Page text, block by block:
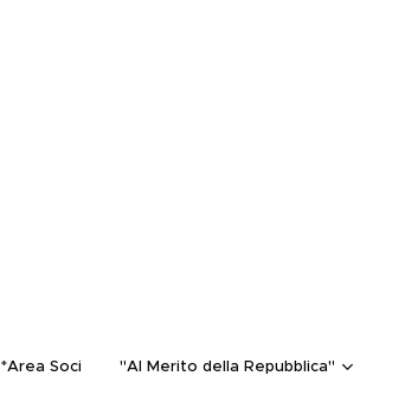
*Area Soci "Al Merito della Repubblica"